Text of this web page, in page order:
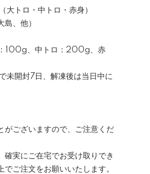
大トロ・中トロ・赤身）
島、他）
100g、中トロ：200g、赤
未開封7日、解凍後は当日中に
がございますので、ご注意くだ
確実にご在宅でお受け取りでき
ご注文をお願いいたします。